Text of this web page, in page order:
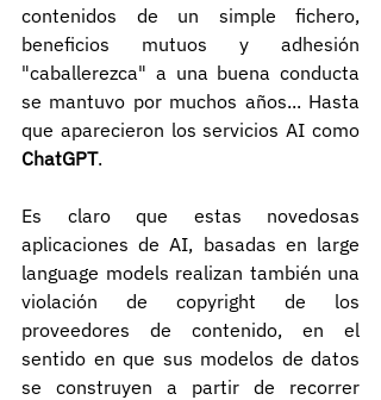
contenidos de un simple fichero,
beneficios mutuos y adhesión
"caballerezca" a una buena conducta
se mantuvo por muchos años... Hasta
ChatGPT.
Es claro que estas novedosas
aplicaciones de AI, basadas en large
language models realizan también una
violación de copyright de los
proveedores de contenido, en el
sentido en que sus modelos de datos
se construyen a partir de recorrer